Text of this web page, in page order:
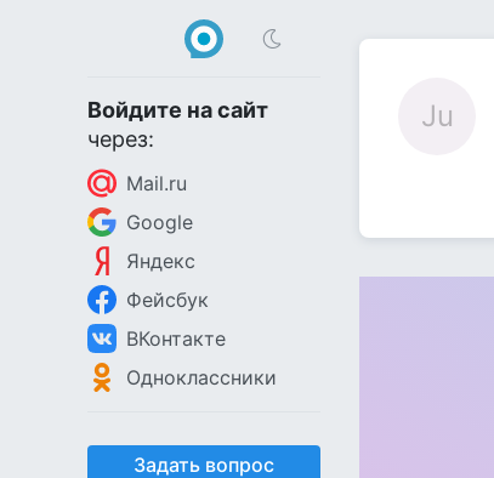
Войдите на сайт
через:
Mail.ru
Google
Яндекс
Фейсбук
ВКонтакте
Одноклассники
Задать вопрос
Ju